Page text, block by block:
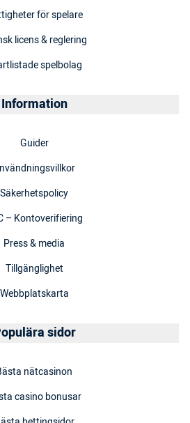
för spelare
licens & reglering
spelbolag
Information
Guider
Säkerhetspolicy
– Kontoverifiering
Press & media
Tillgänglighet
Webbplatskarta
sidor
nätcasinon
casino bonusar